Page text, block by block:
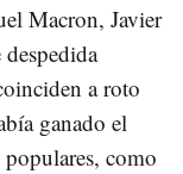
Macron, Javier
a roto
ganado el
como